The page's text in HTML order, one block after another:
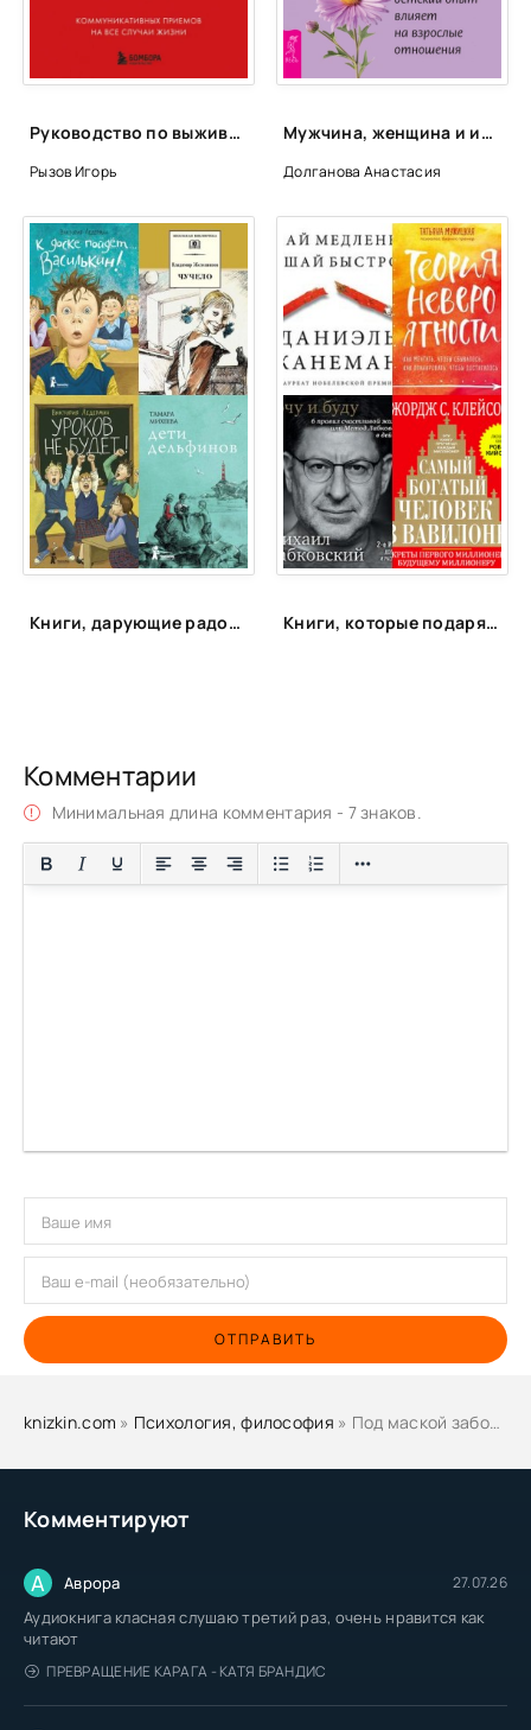
Комментируют
А Аврора 27.07.26
Аудиокнига класная слушаю третий раз, очень нравится как
читают
ПРЕВРАЩЕНИЕ КАРАГА - КАТЯ БРАНДИС
Руководство по выживанию среди людей. 96 коммуникативных приемов на все случаи жизни - Игорь Рызов, Ксения Кравцова
Рызов Игорь
Мужчина, женщина и их родители: как наш детский опыт влияет на взрослые отношения - Анастасия Долганова
Долганова Анастасия
Книги, дарующие радость Книги, которые подарят энергию
Комментарии
Минимальная длина комментария - 7 знаков.
ОТПРАВИТЬ
knizkin.com » Психология, философия » Под маской заботы: пассивная агрессия в паре - Светлана Крючкова